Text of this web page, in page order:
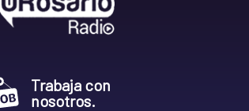
Trabaja con
nosotros.